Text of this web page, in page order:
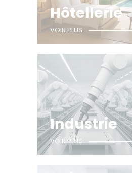
Hôtellerie
VOIR PLUS
Industrie
VOIR PLUS